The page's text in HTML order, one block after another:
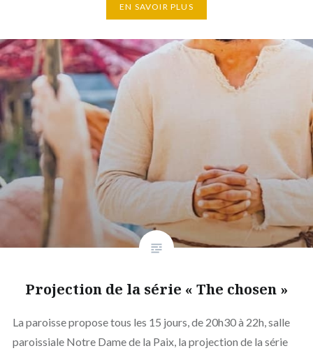
EN SAVOIR PLUS
Projection de la série « The chosen »
La paroisse propose tous les 15 jours, de 20h30 à 22h, salle
paroissiale Notre Dame de la Paix, la projection de la série